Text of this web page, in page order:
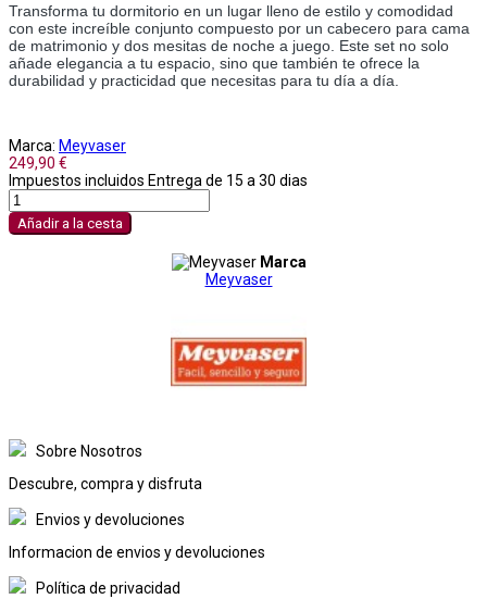
Transforma tu dormitorio en un lugar lleno de estilo y comodidad
con este increíble conjunto compuesto por un cabecero para cama
de matrimonio y dos mesitas de noche a juego. Este set no solo
añade elegancia a tu espacio, sino que también te ofrece la
durabilidad y practicidad que necesitas para tu día a día.
Marca: Meyvaser
249,90 €
Impuestos incluidos Entrega de 15 a 30 dias
Añadir a la cesta
Marca
Meyvaser
Sobre Nosotros
Descubre, compra y disfruta
Envios y devoluciones
Informacion de envios y devoluciones
Política de privacidad